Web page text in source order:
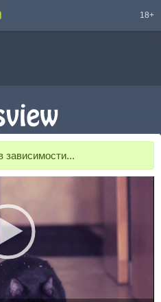
18+
зависимости...